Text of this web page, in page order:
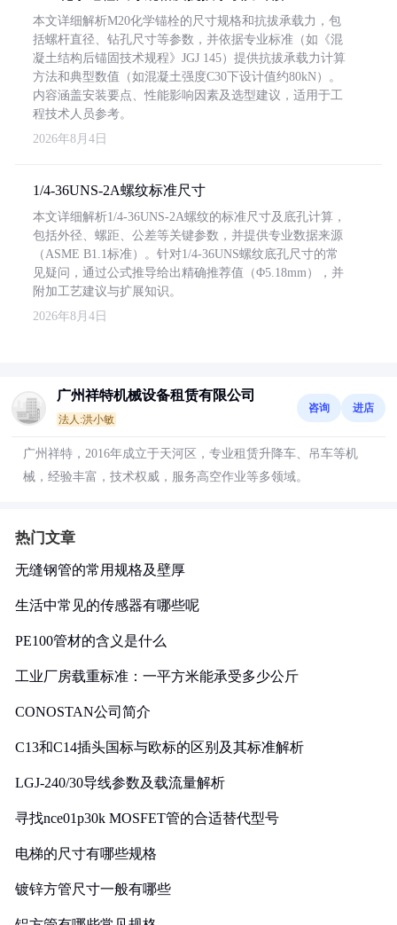
本文详细解析M20化学锚栓的尺寸规格和抗拔承载力，包
括螺杆直径、钻孔尺寸等参数，并依据专业标准（如《混
凝土结构后锚固技术规程》JGJ 145）提供抗拔承载力计算
方法和典型数值（如混凝土强度C30下设计值约80kN）。
内容涵盖安装要点、性能影响因素及选型建议，适用于工
程技术人员参考。
2026年8月4日
1/4-36UNS-2A螺纹标准尺寸
本文详细解析1/4-36UNS-2A螺纹的标准尺寸及底孔计算，
包括外径、螺距、公差等关键参数，并提供专业数据来源
（ASME B1.1标准）。针对1/4-36UNS螺纹底孔尺寸的常
见疑问，通过公式推导给出精确推荐值（Φ5.18mm），并
附加工艺建议与扩展知识。
2026年8月4日
广州祥特机械设备租赁有限公司
法人:洪小敏
咨询 进店
广州祥特，2016年成立于天河区，专业租赁升降车、吊车等机
械，经验丰富，技术权威，服务高空作业等多领域。
热门文章
无缝钢管的常用规格及壁厚
生活中常见的传感器有哪些呢
PE100管材的含义是什么
工业厂房载重标准：一平方米能承受多少公斤
CONOSTAN公司简介
C13和C14插头国标与欧标的区别及其标准解析
LGJ-240/30导线参数及载流量解析
寻找nce01p30k MOSFET管的合适替代型号
电梯的尺寸有哪些规格
镀锌方管尺寸一般有哪些